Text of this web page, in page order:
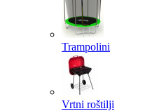
Trampolini
Vrtni roštilji